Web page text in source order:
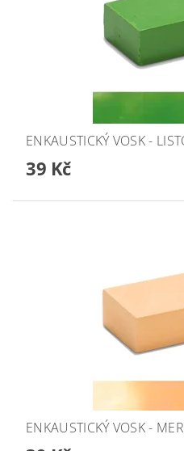
ENKAUSTICKÝ VOSK -
39 Kč
ENKAUSTICKÝ VOSK -